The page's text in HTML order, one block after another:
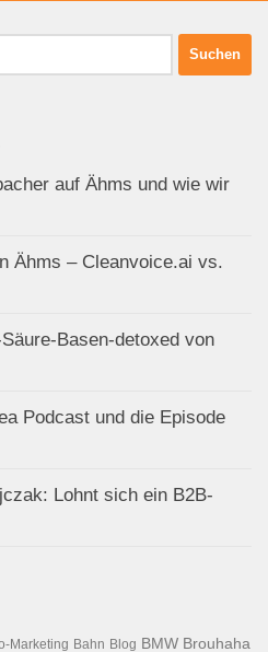
auf Ähms und wie wir
Ähms – Cleanvoice.ai vs.
Basen-detoxed von
Podcast und die Episode
Lohnt sich ein B2B-
Marketing Bahn Blog BMW Brouhaha